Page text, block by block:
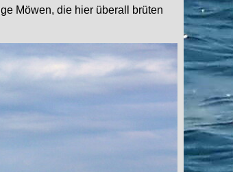
Möwen, die hier überall brüten